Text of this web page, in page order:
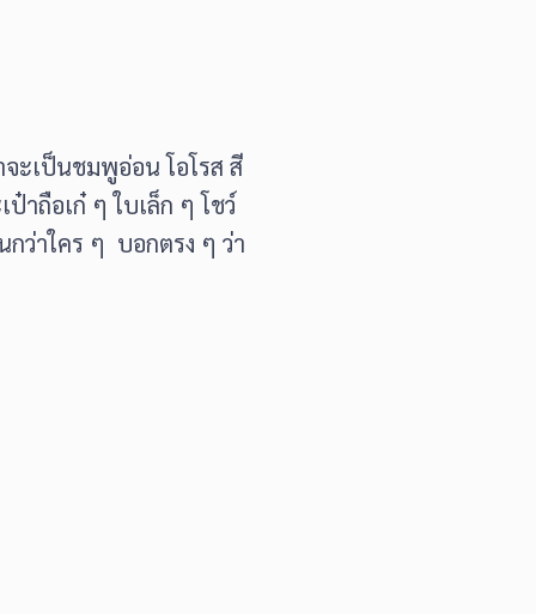
ะเป็นชมพูอ่อน โอโรส สี
าถือเก๋ ๆ ใบเล็ก ๆ โชว์
กว่าใคร ๆ บอกตรง ๆ ว่า